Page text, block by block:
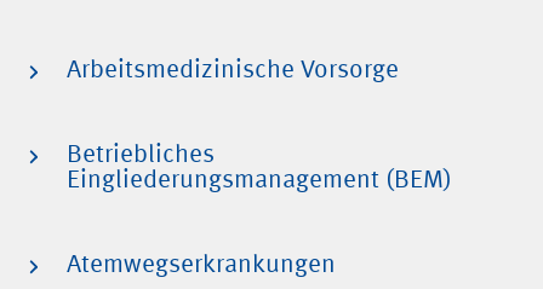
Arbeitsmedizinische Vorsorge
Betriebliches
Eingliederungsmanagement (BEM)
Atemwegserkrankungen